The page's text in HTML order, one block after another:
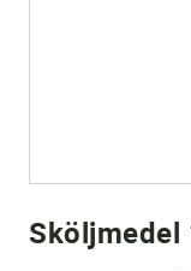
Sköljmedel